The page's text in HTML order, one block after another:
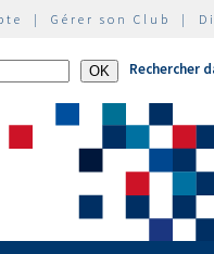
| Gérer son Club |
Rechercher